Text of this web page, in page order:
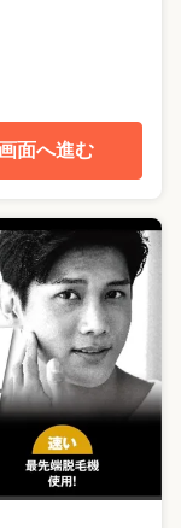
面へ進む